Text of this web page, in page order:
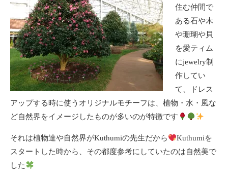
住む仲間で
ある石や木
や珊瑚や貝
を愛ティム
にjewelry制
作してい
て、ドレス
アップする時に使うオリジナルモチーフは、植物・水・風な
ど自然界をイメージしたものが多いのが特徴です
それは植物達や自然界がKuthumiの先生だから
Kuthumiを
スタートした時から、その都度参考にしていたのは自然美で
した